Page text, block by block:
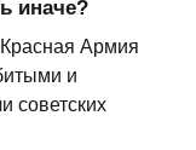
иначе?
Армия
и
советских